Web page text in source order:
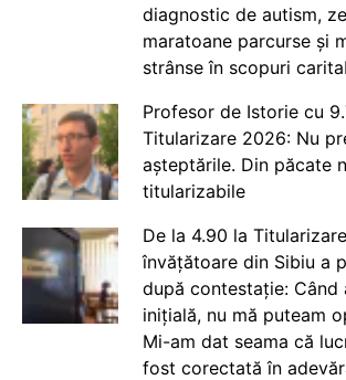
diagnostic de autism,
maratoane parcurse și
strânse în scopuri
Profesor de Istorie cu
Titularizare 2026: Nu
așteptările. Din păcate
titularizabile
De la 4.90 la
învățătoare din Sibiu a
după contestație: Când
inițială, nu mă puteam
Mi-am dat seama că
fost corectată în